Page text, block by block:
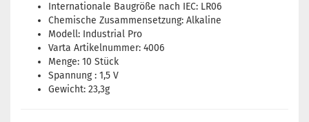
Internationale Baugröße nach IEC: LR06
Chemische Zusammensetzung: Alkaline
Modell: Industrial Pro
Varta Artikelnummer: 4006
Menge: 10 Stück
Spannung : 1,5 V
Gewicht: 23,3g